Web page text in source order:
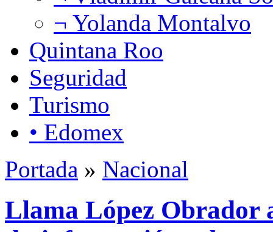
¬ Yolanda Montalvo
Quintana Roo
Seguridad
Turismo
• Edomex
Portada » Nacional
Llama López Obrador